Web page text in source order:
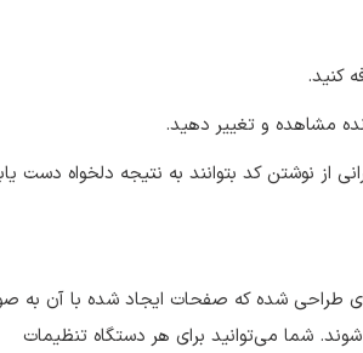
کنید.
مشاهده و تغییر دهید.
از نوشتن کد بتوانند به نتیجه دلخواه دست
طراحی شده که صفحات ایجاد شده با آن به
شما می‌توانید برای هر دستگاه تنظیمات